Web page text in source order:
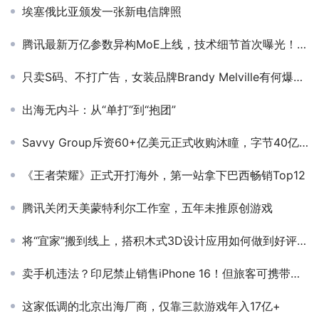
埃塞俄比亚颁发一张新电信牌照
腾讯最新万亿参数异构MoE上线，技术细节首次曝光！权威评测国内第一，直逼GPT-4o
只卖S码、不打广告，女装品牌Brandy Melville有何爆单秘诀？
出海无内斗：从“单打”到“抱团”
Savvy Group斥资60+亿美元正式收购沐瞳，字节40亿买来的游戏梦醒
《王者荣耀》正式开打海外，第一站拿下巴西畅销Top12
腾讯关闭天美蒙特利尔工作室，五年未推原创游戏
将“宜家”搬到线上，搭积木式3D设计应用如何做到好评如潮？
卖手机违法？印尼禁止销售iPhone 16！但旅客可携带入境
这家低调的北京出海厂商，仅靠三款游戏年入17亿+